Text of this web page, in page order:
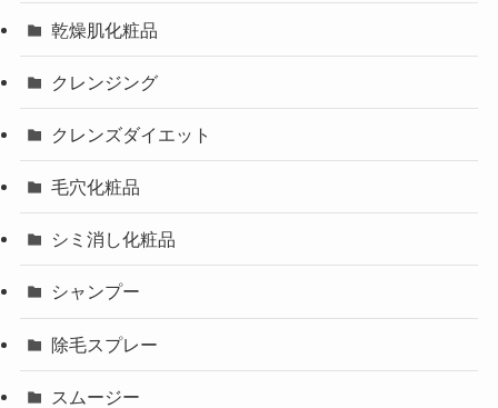
乾燥肌化粧品
クレンジング
クレンズダイエット
毛穴化粧品
シミ消し化粧品
シャンプー
除毛スプレー
スムージー